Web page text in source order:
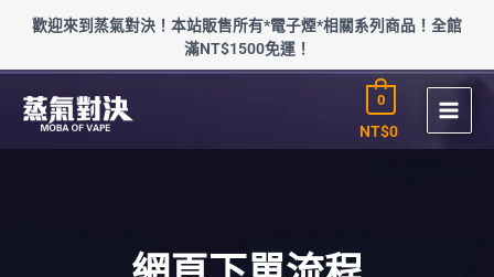
要
歡迎來到蒸氣對決！本站販售所有*電子煙*相關系列商品！全館
滿NT$1500免運！
NT$0
0